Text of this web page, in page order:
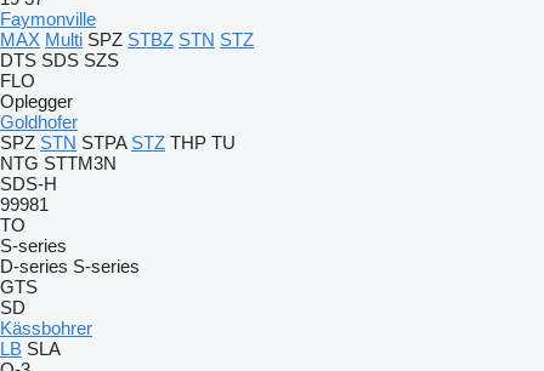
Faymonville
MAX Multi SPZ STBZ STN STZ
DTS SDS SZS
FLO
Oplegger
Goldhofer
SPZ STN STPA STZ THP TU
NTG STTM3N
SDS-H
99981
TO
S-series
D-series S-series
GTS
SD
Kässbohrer
LB SLA